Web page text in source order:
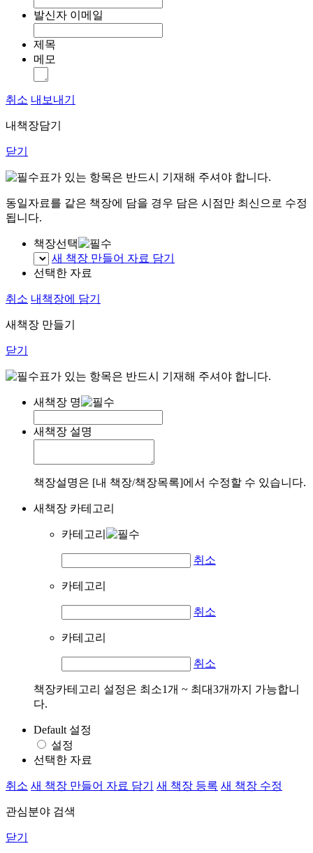
발신자 이메일
제목
메모
취소 내보내기
내책장담기
닫기
표가 있는 항목은 반드시 기재해 주셔야 합니다.
동일자료를 같은 책장에 담을 경우 담은 시점만 최신으로 수정
됩니다.
책장선택
새 책장 만들어 자료 담기
선택한 자료
취소 내책장에 담기
새책장 만들기
닫기
표가 있는 항목은 반드시 기재해 주셔야 합니다.
새책장 명
새책장 설명
책장설명은 [내 책장/책장목록]에서 수정할 수 있습니다.
새책장 카테고리
카테고리
취소
카테고리
취소
카테고리
취소
책장카테고리 설정은 최소1개 ~ 최대3개까지 가능합니
다.
Default 설정
설정
선택한 자료
취소 새 책장 만들어 자료 담기 새 책장 등록 새 책장 수정
관심분야 검색
닫기